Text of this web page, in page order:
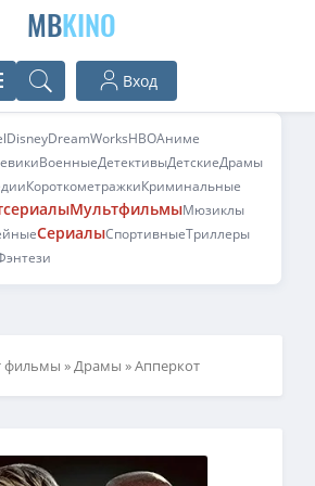
MBKINO
Вход
DisneyDreamWorksHBOАниме
ВоенныеДетективыДетскиеДрамы
КороткометражкиКриминальные
МультфильмыМюзиклы
СериалыСпортивныеТриллеры
фильмы »Драмы » Апперкот